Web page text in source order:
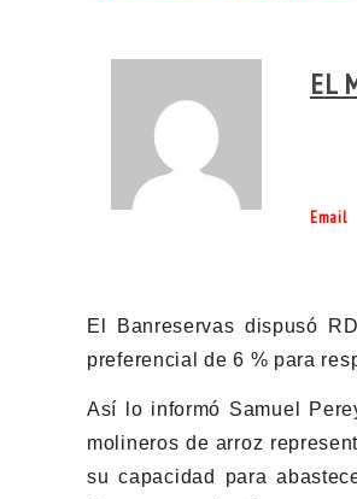
EL
Email
El Banreservas dispusó
preferencial de 6 % para
Así lo informó Samuel
molineros de arroz
su capacidad para